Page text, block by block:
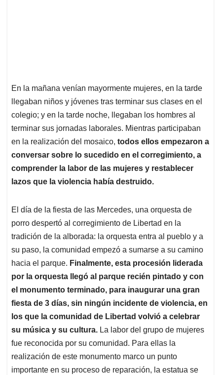
En la mañana venían mayormente mujeres, en la tarde
llegaban niños y jóvenes tras terminar sus clases en el
colegio; y en la tarde noche, llegaban los hombres al
terminar sus jornadas laborales. Mientras participaban
en la realización del mosaico, todos ellos empezaron a
conversar sobre lo sucedido en el corregimiento, a
comprender la labor de las mujeres y restablecer
lazos que la violencia había destruido.
El día de la fiesta de las Mercedes, una orquesta de
porro despertó al corregimiento de Libertad en la
tradición de la alborada: la orquesta entra al pueblo y a
su paso, la comunidad empezó a sumarse a su camino
hacia el parque. Finalmente, esta procesión liderada
por la orquesta llegó al parque recién pintado y con
el monumento terminado, para inaugurar una gran
fiesta de 3 días, sin ningún incidente de violencia, en
los que la comunidad de Libertad volvió a celebrar
su música y su cultura. La labor del grupo de mujeres
fue reconocida por su comunidad. Para ellas la
realización de este monumento marco un punto
importante en su proceso de reparación, la estatua se